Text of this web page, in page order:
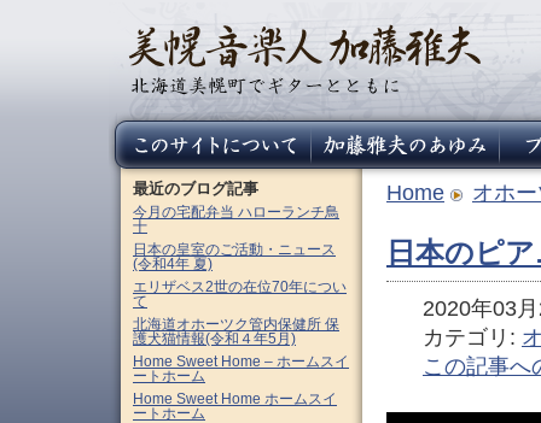
Home オホ
日本のピ
2020年03
カテゴリ:
この記事へ
最近のブログ記事
今月の宅配弁当 ハローランチ鳥
十
日本の皇室のご活動・ニュース
(令和4年 夏)
エリザベス2世の在位70年につい
て
北海道オホーツク管内保健所 保
護犬猫情報(令和４年5月)
Home Sweet Home – ホームスイ
ートホーム
Home Sweet Home ホームスイ
ートホーム